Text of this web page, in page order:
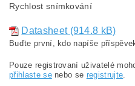
Rychlost snímkování
Datasheet (914.8 kB)
Buďte první, kdo napíše
Pouze registrovaní uživatelé
přihlaste senebo se registrujte